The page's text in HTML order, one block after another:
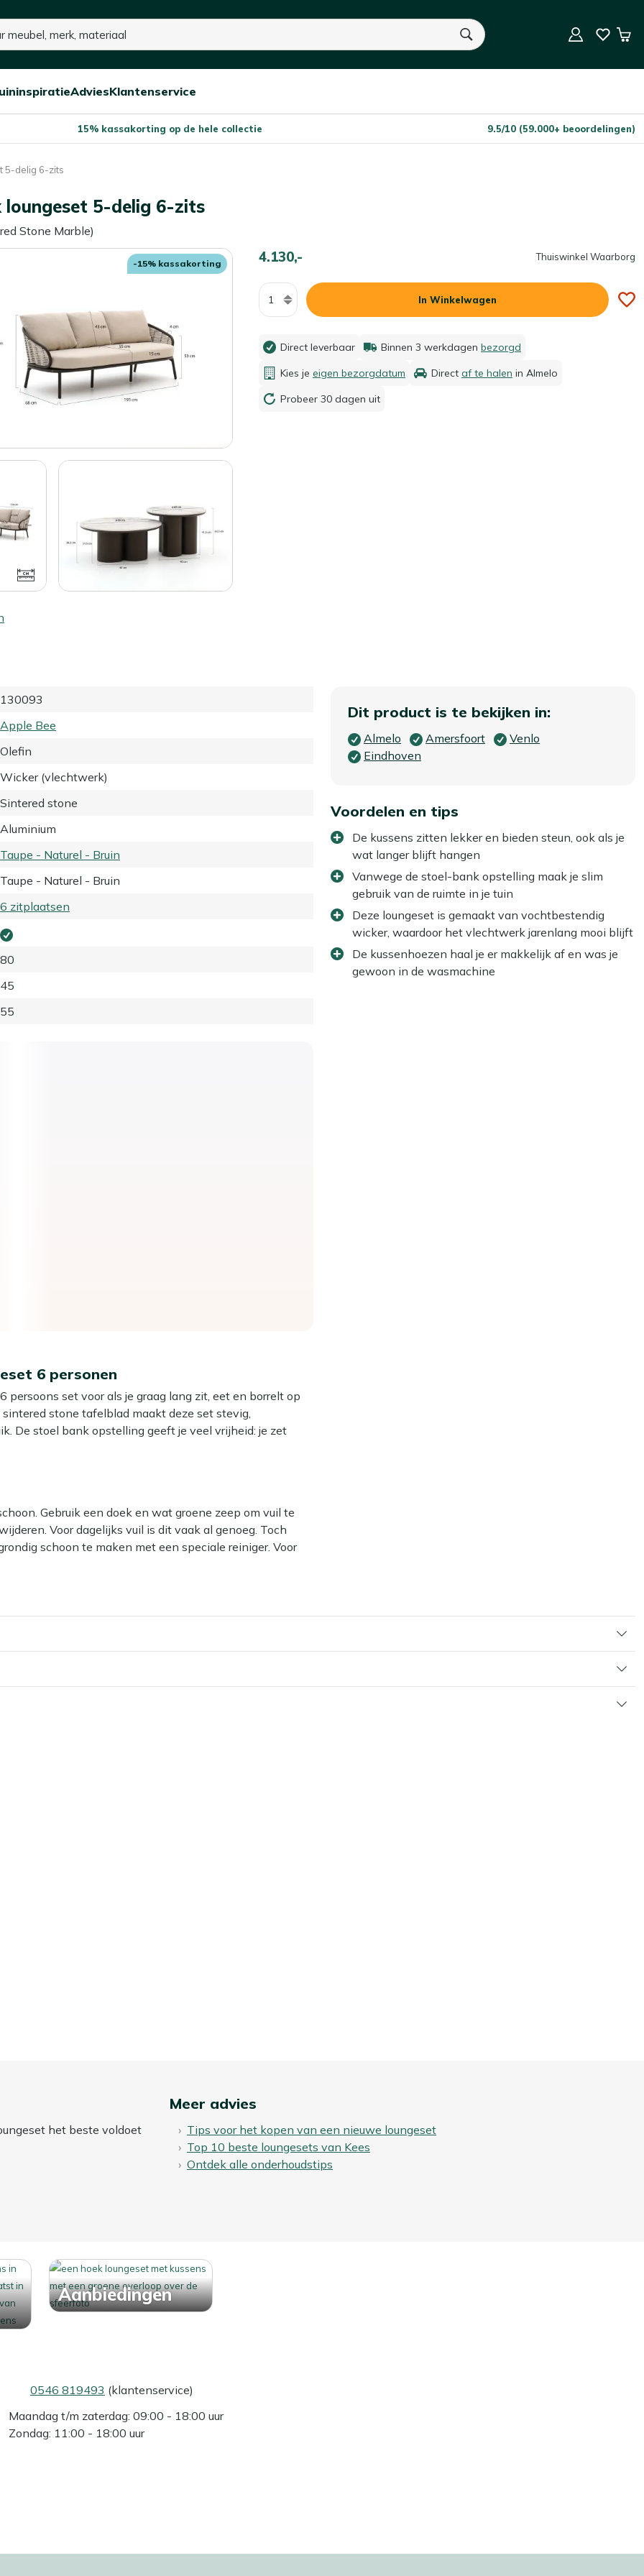
U heeft geen product(en) in uw winkelwagen.
Open/sluitOpen/sluit
Advies
Open/sluit
Klantenservice
15% kassakorting op de hele collectie 9.5/10 (59.000+ beoordelingen)
5-delig 6-zits
loungeset 5-delig 6-zits
Stone Marble)
-15% kassakorting 4.130,- Thuiswinkel Waarborg
Aantal
In Winkelwagen
Aantal
In Winkelwagen
Direct leverbaar Binnen 3 werkdagen bezorgd
Kies je eigen bezorgdatum Direct af te halen in Almelo
Probeer 30 dagen uit
130093
Apple Bee
Olefin
Wicker (vlechtwerk)
Sintered stone
Aluminium
Taupe - Naturel - Bruin
Taupe - Naturel - Bruin
6 zitplaatsen
80
45
55
Dit product is te bekijken in:
Almelo Amersfoort
Venlo
Eindhoven
Voordelen en tips
De kussens zitten lekker en bieden steun, ook als je
wat langer blijft hangen
Vanwege de stoel-bank opstelling maak je slim
gebruik van de ruimte in je tuin
Deze loungeset is gemaakt van vochtbestendig
wicker, waardoor het vlechtwerk jarenlang mooi blijft
De kussenhoezen haal je er makkelijk af en was je
gewoon in de wasmachine
6 personen
set voor als je graag lang zit, eet en borrelt op
stone tafelblad maakt deze set stevig,
De stoel bank opstelling geeft je veel vrijheid: je zet
en maakt de hoezen eenvoudig schoon na een seizoen
set makkelijk verschuift en hij gewoon buiten kan
Gebruik een doek en wat groene zeep om vuil te
Voor dagelijks vuil is dit vaak al genoeg. Toch
schoon te maken met een speciale reiniger. Voor
het materiaal beschadigen.
kun je een beschermende laag aanbrengen met onze
buiten blijven staan. Wil je je stoel-bank loungeset zo
winter droog op, of dek hem af met een ademende
je jezelf schoonmaakwerk in het voorjaar.
waterdichte opbergbox. Zo blijven je kussens fris,
het beste voldoet
Meer advies
Tips voor het kopen van een nieuwe loungeset
Top 10 beste loungesets van Kees
Ontdek alle onderhoudstips
Aanbiedingen
0546 819493 (klantenservice)
Maandag t/m zaterdag: 09:00 - 18:00 uur
Zondag: 11:00 - 18:00 uur